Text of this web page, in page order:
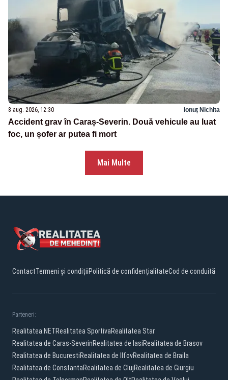
8 aug. 2026, 12:30 Ionuț Nichita
Accident grav în Caraș-Severin. Două vehicule au luat
foc, un șofer ar putea fi mort
Mai Multe
ContactTermeni și condițiiPolitică de confidențialitateCod de conduită
Parteneri:
Realitatea.NETRealitatea SportivaRealitatea Star
Realitatea de Caras-SeverinRealitatea de IasiRealitatea de Brasov
Realitatea de BucurestiRealitatea de IlfovRealitatea de Braila
Realitatea de ConstantaRealitatea de ClujRealitatea de Giurgiu